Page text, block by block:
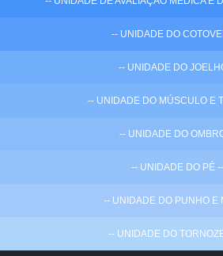
-- UNIDADE DO
-- UNIDADE DO
-- UNIDADE DO MÚSCULO E
-- UNIDADE DO
-- UNIDADE DO PÉ --
-- UNIDADE DO PUNHO E
-- UNIDADE DO